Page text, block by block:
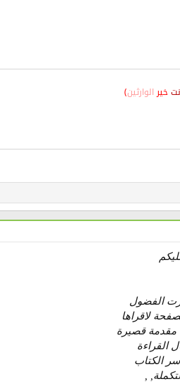
خير الوارثين)
الفضول
لاقراها
مقدمة قصيرة
القراءة
الكتاب
,